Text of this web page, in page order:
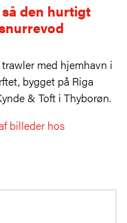
den hurtigt
med hjemhavn i
bygget på Riga
& Toft i Thyborøn.
billeder hos